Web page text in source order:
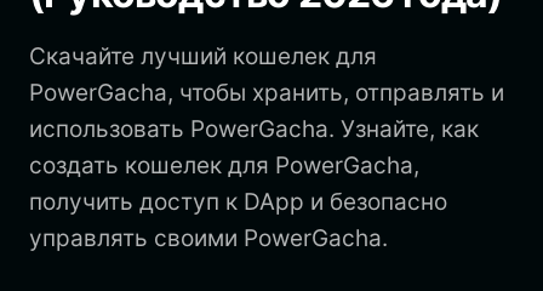
Скачайте лучший кошелек для
PowerGacha, чтобы хранить, отправлять и
использовать PowerGacha. Узнайте, как
создать кошелек для PowerGacha,
получить доступ к DApp и безопасно
управлять своими PowerGacha.